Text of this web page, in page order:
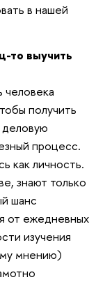
в нашей
то выучить
человека
получить
процесс.
как личность.
знают только
шанс
от ежедневных
изучения
мнению)